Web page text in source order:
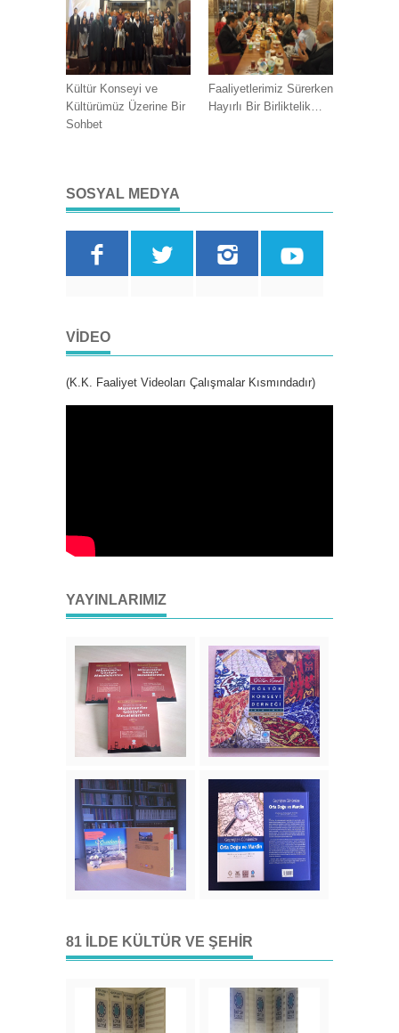
Kültür Konseyi ve
Kültürümüz Üzerine Bir
Sohbet
Faaliyetlerimiz Sürerken
Hayırlı Bir Birliktelik…
SOSYAL MEDYA
VIDEO
(K.K. Faaliyet Videoları Çalışmalar Kısmındadır)
YAYINLARIMIZ
81 İLDE KÜLTÜR VE ŞEHIR